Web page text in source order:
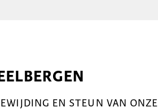
EN STEUN VAN ONZE